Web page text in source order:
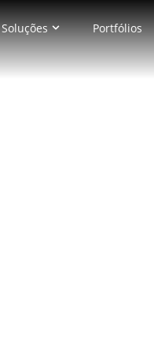
Soluções Portfólios